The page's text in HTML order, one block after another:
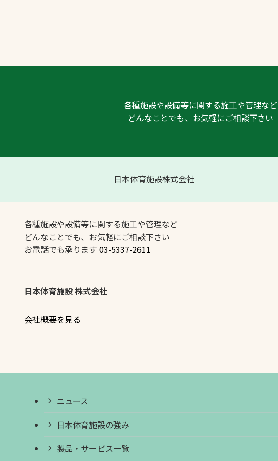
各種施設や設備等に関する施工や管理など
どんなことでも、お気軽にご相談下さい
日本体育施設株式会社
各種施設や設備等に関する施工や管理など
どんなことでも、お気軽にご相談下さい
お電話でも承ります 03-5337-2611
日本体育施設 株式会社
会社概要を見る
ニュース
日本体育施設の強み
製品・サービス一覧